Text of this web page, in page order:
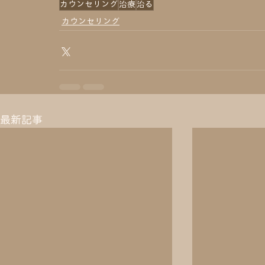
カウンセリング 治療 治る
カウンセリング
最新記事